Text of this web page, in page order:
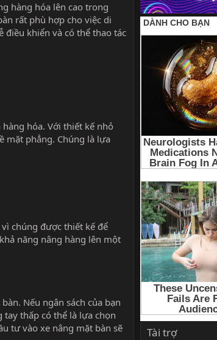
hàng hóa lên cao trong
rất phù hợp cho việc di
điều khiển và có thể thao tác
hóa. Với thiết kế nhỏ
mặt phẳng. Chúng là lựa
chúng được thiết kế để
năng nâng hàng lên một
Nếu ngân sách của bạn
tay thấp có thể là lựa chọn
tư vào xe nâng mặt bàn sẽ
Tài trợ